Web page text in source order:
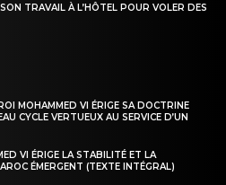
MAINTENANT
TRAVAIL À L’HÔTEL POUR VOLER DES
MOHAMMED VI ÉRIGE SA DOCTRINE
CYCLE VERTUEUX AU SERVICE D’UN
VI ÉRIGE LA STABILITÉ ET LA
ÉMERGENT (TEXTE INTÉGRAL)